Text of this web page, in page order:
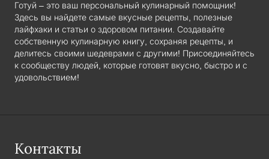
Готуй – это ваш персональный кулинарный помощник!
Здесь вы найдете самые вкусные рецепты, полезные
лайфхаки и статьи о здоровом питании. Создавайте
собственную кулинарную книгу, сохраняя рецепты, и
делитесь своими шедеврами с другими! Присоединяйтесь
к сообществу людей, которые готовят вкусно, быстро и с
удовольствием!
Контакты